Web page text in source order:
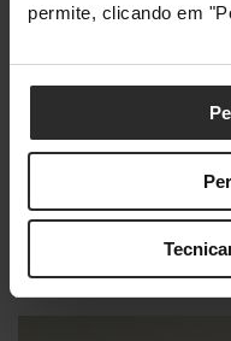
permite, clicando em
Screen Lift
Por fim, a Streamplify
elevam a imersividade
tela é de grande
espaço de gravação.